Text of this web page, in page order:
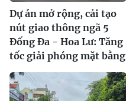
Dự án mở rộng, cải tạo
nút giao thông ngã 5
Đống Đa - Hoa Lư: Tăng
tốc giải phóng mặt bằng